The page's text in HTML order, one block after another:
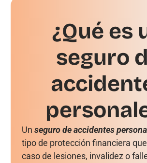
¿Qué es
seguro
Un seguro de accidentes
tipo de protección financiera
caso de lesiones, invalidez o